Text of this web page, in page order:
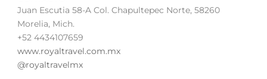
Juan Escutia 58-A Col. Chapultepec Norte, 58260
Morelia, Mich.
+52 4434107659
www.royaltravel.com.mx
@royaltravelmx